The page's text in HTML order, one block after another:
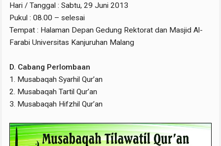
Hari / Tanggal : Sabtu, 29 Juni 2013
Pukul : 08.00 – selesai
Tempat : Halaman Depan Gedung Rektorat dan Masjid Al-
Farabi Universitas Kanjuruhan Malang
D. Cabang Perlombaan
1. Musabaqah Syarhil Qur’an
2. Musabaqah Tartil Qur’an
3. Musabaqah Hifzhil Qur’an